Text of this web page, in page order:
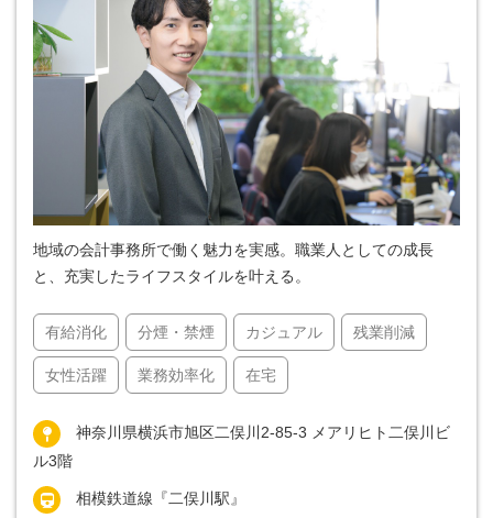
地域の会計事務所で働く魅力を実感。職業人としての成長
と、充実したライフスタイルを叶える。
有給消化 分煙・禁煙 カジュアル 残業削減
女性活躍 業務効率化 在宅
神奈川県横浜市旭区二俣川2-85-3 メアリヒト二俣川ビ
ル3階
相模鉄道線『二俣川駅』